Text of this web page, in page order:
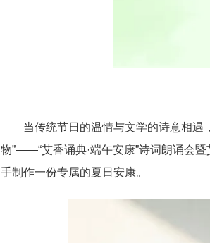
当传统节日的温情与文学的诗意相遇
物”——“艾香诵典·端午安康”诗词朗诵会
手制作一份专属的夏日安康。